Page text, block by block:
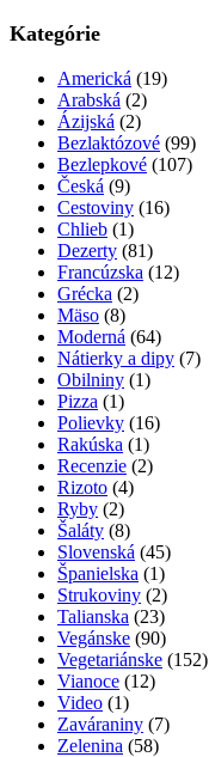
Kategórie
Americká (19)
Arabská (2)
Ázijská (2)
Bezlaktózové (99)
Bezlepkové (107)
Česká (9)
Cestoviny (16)
Chlieb (1)
Dezerty (81)
Francúzska (12)
Grécka (2)
Mäso (8)
Moderná (64)
Nátierky a dipy (7)
Obilniny (1)
Pizza (1)
Polievky (16)
Rakúska (1)
Recenzie (2)
Rizoto (4)
Ryby (2)
Šaláty (8)
Slovenská (45)
Španielska (1)
Strukoviny (2)
Talianska (23)
Vegánske (90)
Vegetariánske (152)
Vianoce (12)
Video (1)
Zaváraniny (7)
Zelenina (58)